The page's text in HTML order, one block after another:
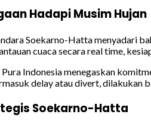
Hadapi Musim Hujan
Soekarno-Hatta menyadari
cuaca secara real time,
Indonesia menegaskan
delay atau divert, dilakukan
Soekarno-Hatta